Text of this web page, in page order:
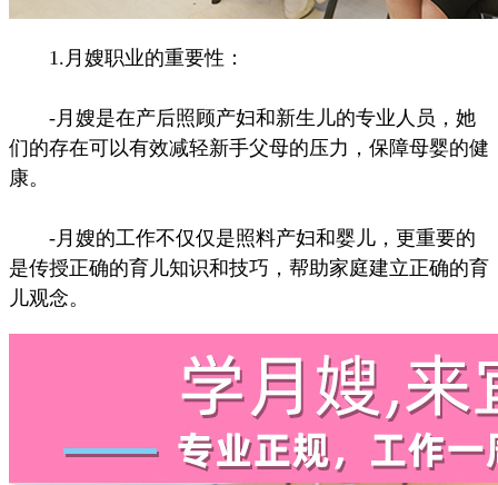
1.月嫂职业的重要性：
-月嫂是在产后照顾产妇和新生儿的专业人员，她
们的存在可以有效减轻新手父母的压力，保障母婴的健
康。
-月嫂的工作不仅仅是照料产妇和婴儿，更重要的
是传授正确的育儿知识和技巧，帮助家庭建立正确的育
儿观念。